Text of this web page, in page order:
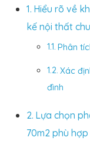
Hiểu rõ về
kế nội thất
Phân
Xác
đình
Lựa chọn
70m2 phù hợp